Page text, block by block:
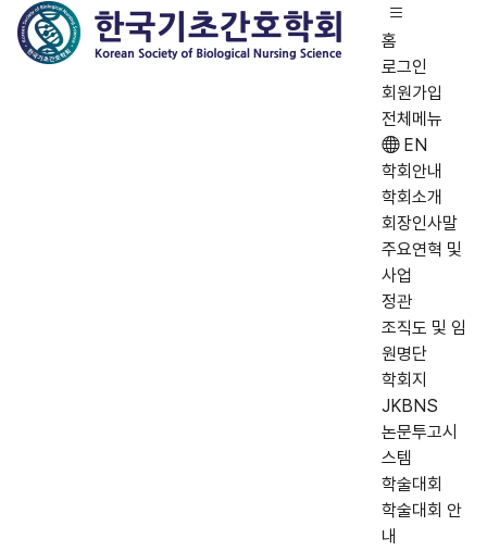
홈
로그인
회원가입
전체메뉴
EN
학회안내
학회소개
회장인사말
주요연혁 및
사업
정관
조직도 및 임
원명단
학회지
JKBNS
논문투고시
스템
학술대회
학술대회 안
내